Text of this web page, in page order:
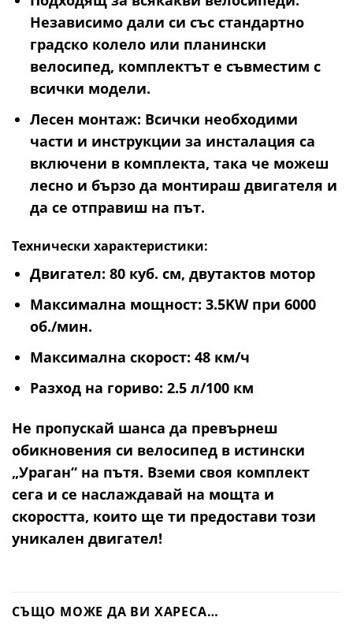
Независимо дали си със стандартно
градско колело или планински
велосипед, комплектът е съвместим с
всички модели.
Лесен монтаж: Всички необходими
части и инструкции за инсталация са
включени в комплекта, така че можеш
лесно и бързо да монтираш двигателя и
да се отправиш на път.
Технически характеристики:
Двигател: 80 куб. см, двутактов мотор
Максимална мощност: 3.5KW при 6000
об./мин.
Максимална скорост: 48 км/ч
Разход на гориво: 2.5 л/100 км
Не пропускай шанса да превърнеш
обикновения си велосипед в истински
„Ураган“ на пътя. Вземи своя комплект
сега и се наслаждавай на мощта и
скоростта, които ще ти предостави този
уникален двигател!
СЪЩО МОЖЕ ДА ВИ ХАРЕСА…